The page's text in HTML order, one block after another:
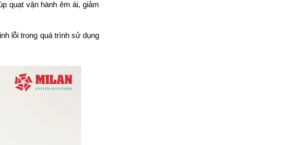
quạt vận hành êm ái, giảm
lỗi trong quá trình sử dụng